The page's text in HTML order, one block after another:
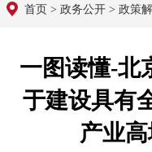
首页 > 政务公开 > 政策
一图读懂-北
于建设具有
产业